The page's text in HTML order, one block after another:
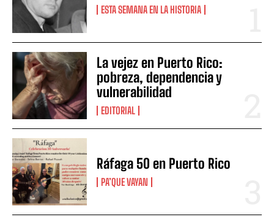
ESTA SEMANA EN LA HISTORIA
La vejez en Puerto Rico:
pobreza, dependencia y
vulnerabilidad
EDITORIAL
Ráfaga 50 en Puerto Rico
PA’QUE VAYAN